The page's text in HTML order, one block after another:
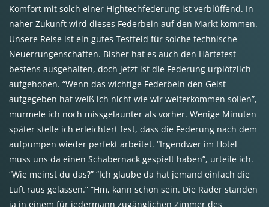
Komfort mit solch einer Hightechfederung ist verblüffend. In
naher Zukunft wird dieses Federbein auf den Markt kommen.
Unsere Reise ist ein gutes Testfeld für solche technische
Neuerrungenschaften. Bisher hat es auch den Härtetest
bestens ausgehalten, doch jetzt ist die Federung urplötzlich
aufgehoben. “Wenn das wichtige Federbein den Geist
aufgegeben hat weiß ich nicht wie wir weiterkommen sollen”,
murmele ich noch missgelaunter als vorher. Wenige Minuten
später stelle ich erleichtert fest, dass die Federung nach dem
aufpumpen wieder perfekt arbeitet. “Irgendwer im Hotel
muss uns da einen Schabernack gespielt haben”, urteile ich.
“Wie meinst du das?” “Ich glaube da hat jemand einfach die
Luft raus gelassen.” “Hm, kann schon sein. Die Räder standen
ja in einem für jedermann zugänglichen Zimmer des